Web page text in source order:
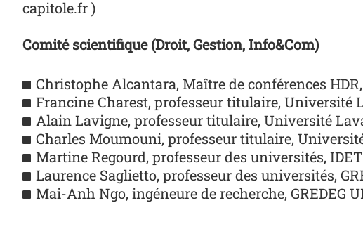
capitole.fr )
Comité scientifique(Droit,Gestion,Info&Com)
Christophe Alcantara, Maître de conférences HDR
Francine Charest, professeur titulaire, Université
Alain Lavigne, professeurtitulaire, Université L
Charles Moumouni, professeur titulaire,
Martine Regourd, professeur des universités,
Laurence Saglietto, professeur des universités,
Mai-Anh Ngo, ingéneure de recherche, GREDEG